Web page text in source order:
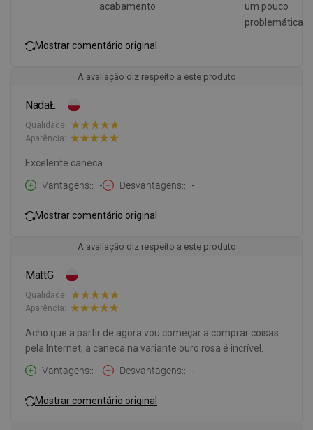
acabamento
um pouco
problemática
Mostrar comentário original
A avaliação diz respeito a este produto
NadaŁ
Qualidade:
Aparência:
Excelente caneca.
Vantagens:
- Desvantagens: -
Mostrar comentário original
A avaliação diz respeito a este produto
MattG
Qualidade:
Aparência:
Acho que a partir de agora vou começar a comprar coisas
pela Internet, a caneca na variante ouro rosa é incrível.
Vantagens:
- Desvantagens: -
Mostrar comentário original